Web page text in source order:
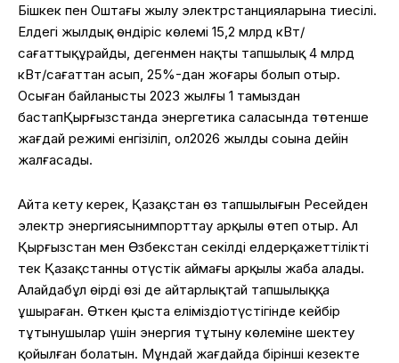
Бішкек пен Оштағы жылу электрстанцияларына тиесілі.
Елдегі жылдық өндіріс көлемі 15,2 млрд кВт/
сағаттықұрайды, дегенмен нақты тапшылық4 млрд
кВт/сағаттан асып, 25%-дан жоғары болып отыр.
Осыған байланысты 2023 жылғы 1 тамыздан
бастапҚырғызстанда энергетика саласында төтенше
жағдай режимі енгізіліп, ол2026 жылдың соңына дейін
жалғасады.
Айта кету керек, Қазақстан өз тапшылығын Ресейден
электр энергиясынимпорттау арқылы өтеп отыр. Ал
Қырғызстан мен Өзбекстан секілді елдерқажеттілікті
тек Қазақстанның оңтүстік аймағы арқылы жаба алады.
Алайдабұл өңірдің өзі де айтарлықтай тапшылыққа
ұшыраған. Өткен қыста еліміздіңоңтүстігінде кейбір
тұтынушылар үшін энергия тұтыну көлеміне шектеу
қойылған болатын. Мұндай жағдайда бірінші кезекте